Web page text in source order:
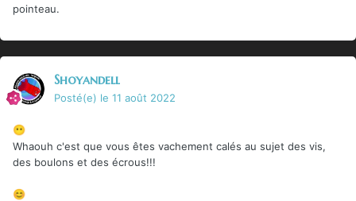
pointeau.
Shoyandell
Posté(e) le 11 août 2022
😶
Whaouh c'est que vous êtes vachement calés au sujet des vis,
des boulons et des écrous!!!
😊